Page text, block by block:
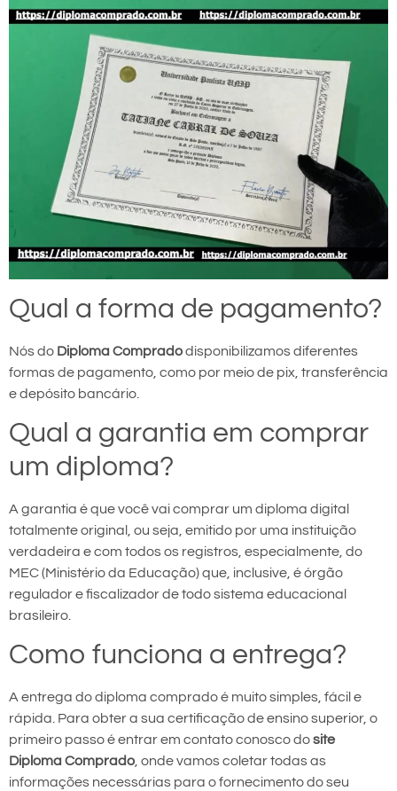
Qual a forma de pagamento?
Nós do Diploma Compradodisponibilizamos diferentes
formas de pagamento, como por meio de pix, transferência
e depósito bancário.
Qual a garantia em comprar
um diploma?
A garantia é que você vai comprar um diploma digital
totalmente original, ou seja, emitido por uma instituição
verdadeira e com todos os registros, especialmente, do
MEC (Ministério da Educação) que, inclusive, é órgão
regulador e fiscalizador de todo sistema educacional
brasileiro.
Como funciona a entrega?
A entrega do diploma comprado é muito simples, fácil e
rápida. Para obter a sua certificação de ensino superior, o
primeiro passo é entrar em contato conosco dosite
Diploma Comprado, onde vamos coletar todas as
informações necessárias para o fornecimento do seu